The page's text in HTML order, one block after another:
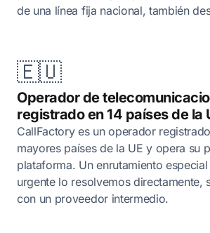
de una línea fija nacional, también
🇪🇺
Operador de
registrado en 14 países de la
CallFactory es un operador
mayores países de la UE y opera su
plataforma. Un enrutamiento
urgente lo resolvemos directamente,
con un proveedor intermedio.